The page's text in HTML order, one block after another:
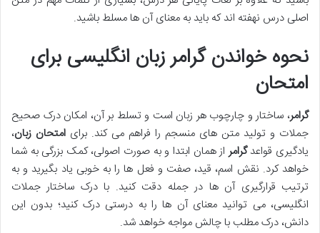
اصلی درس نهفته اند که باید به معنای آن ها مسلط باشید.
نحوه خواندن گرامر زبان انگلیسی برای
امتحان
گرامر، ساختار و چارچوب هر زبان است و تسلط بر آن، امکان درک صحیح
جملات و تولید متن های منسجم را فراهم می کند. برای امتحان زبان،
یادگیری قواعدگرامراز همان ابتدا و به صورت اصولی، کمک بزرگی به شما
خواهد کرد. نقش اسم، قید، صفت و فعل ها را به خوبی یاد بگیرید و به
ترتیب قرارگیری آن ها در جمله دقت کنید. با درک ساختار جملات
انگلیسی، می توانید معنای آن ها را به درستی درک کنید؛ بدون این
دانش، درک مطلب با چالش مواجه خواهد شد.